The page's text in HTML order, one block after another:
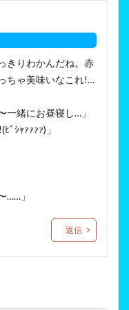
きりわかんだね。赤
ちゃ美味いなこれ!…
一緒にお昼寝し…」
ﾞｼｬｧｧｧｧ)」
……」
返信